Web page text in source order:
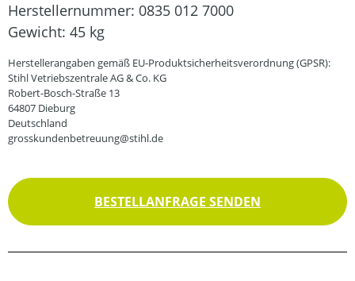
Herstellernummer: 0835 012 7000
Gewicht: 45 kg
Herstellerangaben gemäß EU-Produktsicherheitsverordnung (GPSR):
Stihl Vetriebszentrale AG & Co. KG
Robert-Bosch-Straße 13
64807 Dieburg
Deutschland
grosskundenbetreuung@stihl.de
BESTELLANFRAGE SENDEN